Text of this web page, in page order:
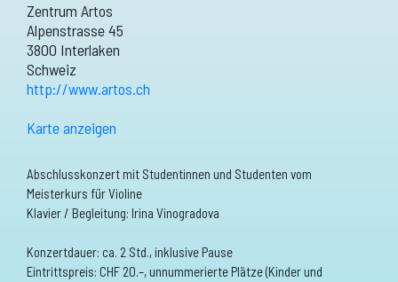
Zentrum Artos
Alpenstrasse 45
3800 Interlaken
Schweiz
http://www.artos.ch
Karte anzeigen
Abschlusskonzert mit Studentinnen und Studenten vom
Meisterkurs für Violine
Klavier / Begleitung: Irina Vinogradova
Konzertdauer: ca. 2 Std., inklusive Pause
Eintrittspreis: CHF 20.–, unnummerierte Plätze (Kinder und